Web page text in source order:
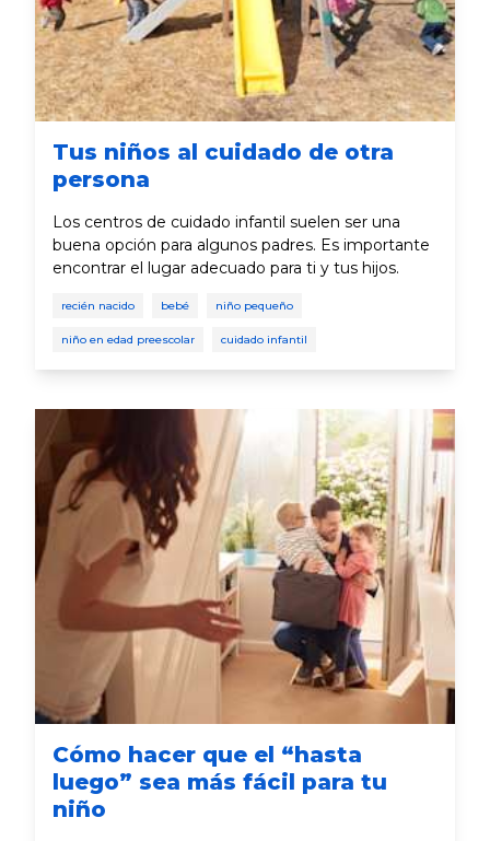
Tus niños al cuidado de otra
persona
Los centros de cuidado infantil suelen ser una
buena opción para algunos padres. Es importante
encontrar el lugar adecuado para ti y tus hijos.
recién nacido bebé niño pequeño
niño en edad preescolar cuidado infantil
Cómo hacer que el “hasta
luego” sea más fácil para tu
niño